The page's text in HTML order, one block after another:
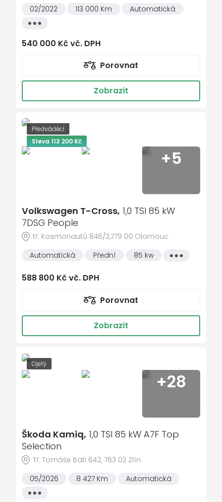
asistent změny jízdního pruhu
Bluetooth
digitální přístrojová deska
Digitální přístrojový štít
hlídání provozu při couvání (RCTA)
Isofix
mlhovky
multifunkční volant
palubní počítač
parkovací senzory zadní
plní 'EURO VI'
senzor tlaku v pneumatikách
sledování únavy řidiče
02/2022
113 000 Km
Automatická
Všechny
540 000 Kč vč. DPH
Porovnat
Zobrazit
Předváděcí
Sleva 113 200 Kč
+5
Volkswagen T-Cross, 1,0 TSI 85 kW
7DSG People
tř. Kosmonautů 846/2,779 00 Olomouc
Automatická
Přední 85 kw
Všechny
588 800 Kč vč. DPH
Porovnat
Zobrazit
Ojetý
+28
Škoda Kamiq, 1,0 TSI 85 kW A7F Top
Selection
Tř. Tomáše Bati 642, 763 02 Zlín
05/2026
8 427 Km
Automatická
Všechny